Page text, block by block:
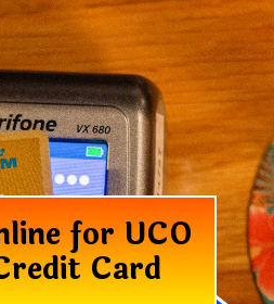
for UCO
Card